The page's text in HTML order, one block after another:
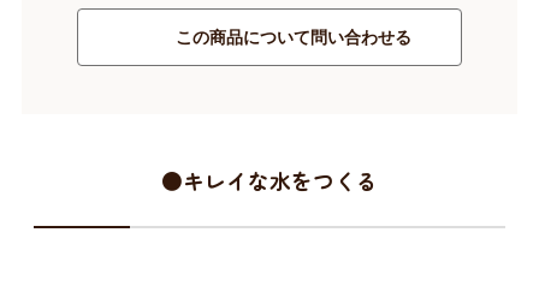
この商品について問い合わせる
●キレイな水をつくる